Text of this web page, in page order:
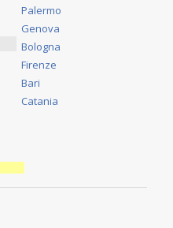
Palermo
Genova
Bologna
Firenze
Bari
Catania